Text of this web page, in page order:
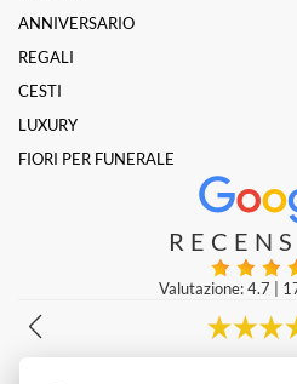
ANNIVERSARIO
REGALI
CESTI
LUXURY
FIORI PER FUNERALE
Valutazione: 4.7